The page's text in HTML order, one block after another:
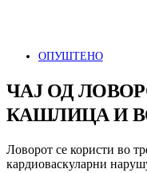
ОПУШТЕНО
ЧАЈ ОД
КАШЛИЦА И
Ловорот се користи во
кардиоваскуларни